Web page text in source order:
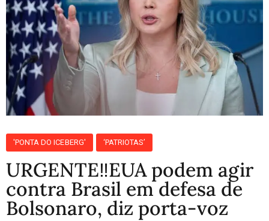
'PONTA DO ICEBERG' ‘PATRIOTAS’
URGENTE‼️EUA podem agir
contra Brasil em defesa de
Bolsonaro, diz porta-voz